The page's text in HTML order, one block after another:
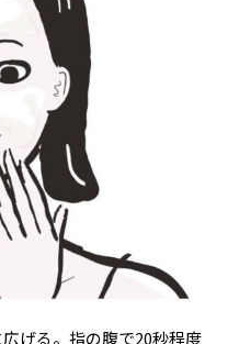
げる。指の腹で20秒程度